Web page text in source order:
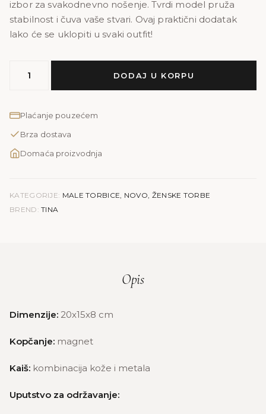
izbor za svakodnevno nošenje. Tvrdi model pruža
stabilnost i čuva vaše stvari. Ovaj praktični dodatak
lako će se uklopiti u svaki outfit!
TINA
DODAJ U KORPU
Plaćanje pouzećem
Brza dostava
Domaća proizvodnja
KATEGORIJE: MALE TORBICE, NOVO, ŽENSKE TORBE
BREND: TINA
Opis
Dimenzije: 20x15x8 cm
Kopčanje: magnet
Kaiš: kombinacija kože i metala
Uputstvo za održavanje: